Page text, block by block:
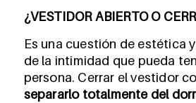
¿VESTIDOR ABIERTO O
Es una cuestión de estética
de la intimidad que pueda
persona. Cerrar el vestidor
separarlo totalmente del